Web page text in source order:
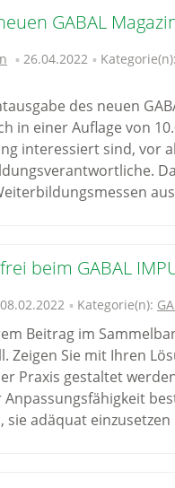
GABAL
26.04.2022 Kategorie(n):
des neuen
in einer Auflage von
interessiert sind, vor
beim GABAL
08.02.2022 Kategorie(n):
Beitrag im
Zeigen Sie mit Ihren
Praxis gestaltet
sie adäquat